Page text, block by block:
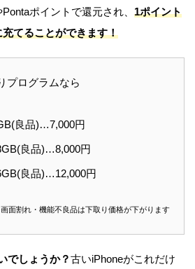
ポイントで還元され、 1ポイント
てることができます！
プログラムなら
良品)…7,000円
良品)…8,000円
良品)…12,000円
画面割れ・機能不良品は下取り価格が下がります
でしょうか？古いiPhoneがこれだけ